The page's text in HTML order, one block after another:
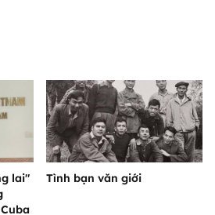
lai"
Tình bạn văn giới